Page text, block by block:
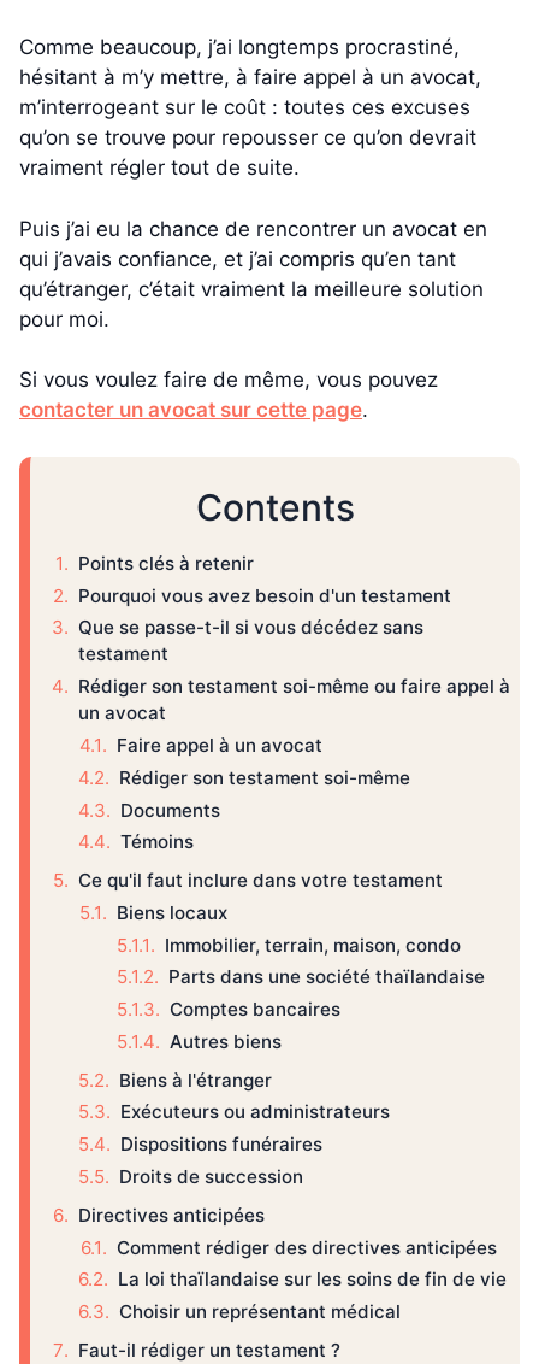
Comme beaucoup, j’ai longtemps procrastiné,
hésitant à m’y mettre, à faire appel à un avocat,
m’interrogeant sur le coût : toutes ces excuses
qu’on se trouve pour repousser ce qu’on devrait
vraiment régler tout de suite.
Puis j’ai eu la chance de rencontrer un avocat en
qui j’avais confiance, et j’ai compris qu’en tant
qu’étranger, c’était vraiment la meilleure solution
pour moi.
Si vous voulez faire de même, vous pouvez
contacter un avocat sur cette page.
Contents
Points clés à retenir
Pourquoi vous avez besoin d'un testament
Que se passe-t-il si vous décédez sans
testament
Rédiger son testament soi-même ou faire appel à
un avocat
Faire appel à un avocat
Rédiger son testament soi-même
Documents
Témoins
Ce qu'il faut inclure dans votre testament
Biens locaux
Immobilier, terrain, maison, condo
Parts dans une société thaïlandaise
Comptes bancaires
Autres biens
Biens à l'étranger
Exécuteurs ou administrateurs
Dispositions funéraires
Droits de succession
Directives anticipées
Comment rédiger des directives anticipées
La loi thaïlandaise sur les soins de fin de vie
Choisir un représentant médical
Faut-il rédiger un testament ?